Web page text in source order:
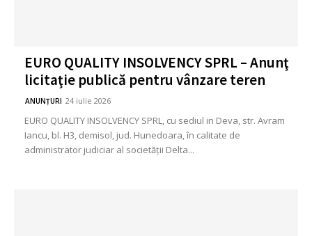
EURO QUALITY INSOLVENCY SPRL – Anunţ
licitaţie publică pentru vânzare teren
ANUNȚURI 24 iulie 2026
EURO QUALITY INSOLVENCY SPRL, cu sediul in Deva, str. Avram
Iancu, bl. H3, demisol, jud. Hunedoara, în calitate de
administrator judiciar al societății Delta...